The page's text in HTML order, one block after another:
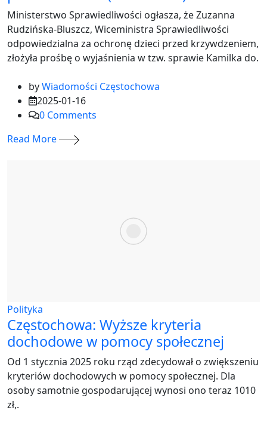
Ministerstwo Sprawiedliwości ogłasza, że Zuzanna
Rudzińska-Bluszcz, Wiceministra Sprawiedliwości
odpowiedzialna za ochronę dzieci przed krzywdzeniem,
złożyła prośbę o wyjaśnienia w tzw. sprawie Kamilka do.
byWiadomości Częstochowa
2025-01-16
0 Comments
Read More
Polityka
Częstochowa: Wyższe kryteria
dochodowe w pomocy społecznej
Od 1 stycznia 2025 roku rząd zdecydował o zwiększeniu
kryteriów dochodowych w pomocy społecznej. Dla
osoby samotnie gospodarującej wynosi ono teraz 1010
zł,.